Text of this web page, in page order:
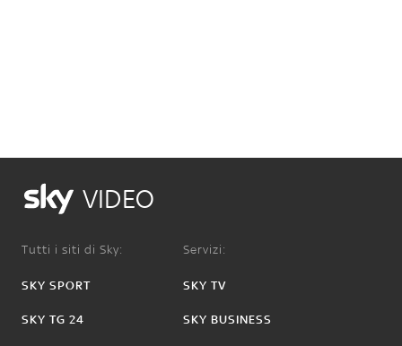
VIDEO
Tutti i siti di Sky:
SKY SPORT
SKY TG 24
Servizi:
SKY TV
SKY BUSINESS